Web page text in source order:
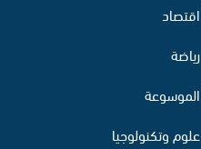
اقتصاد
رياضة
الموسوعة
علوم وتكنولوجيا